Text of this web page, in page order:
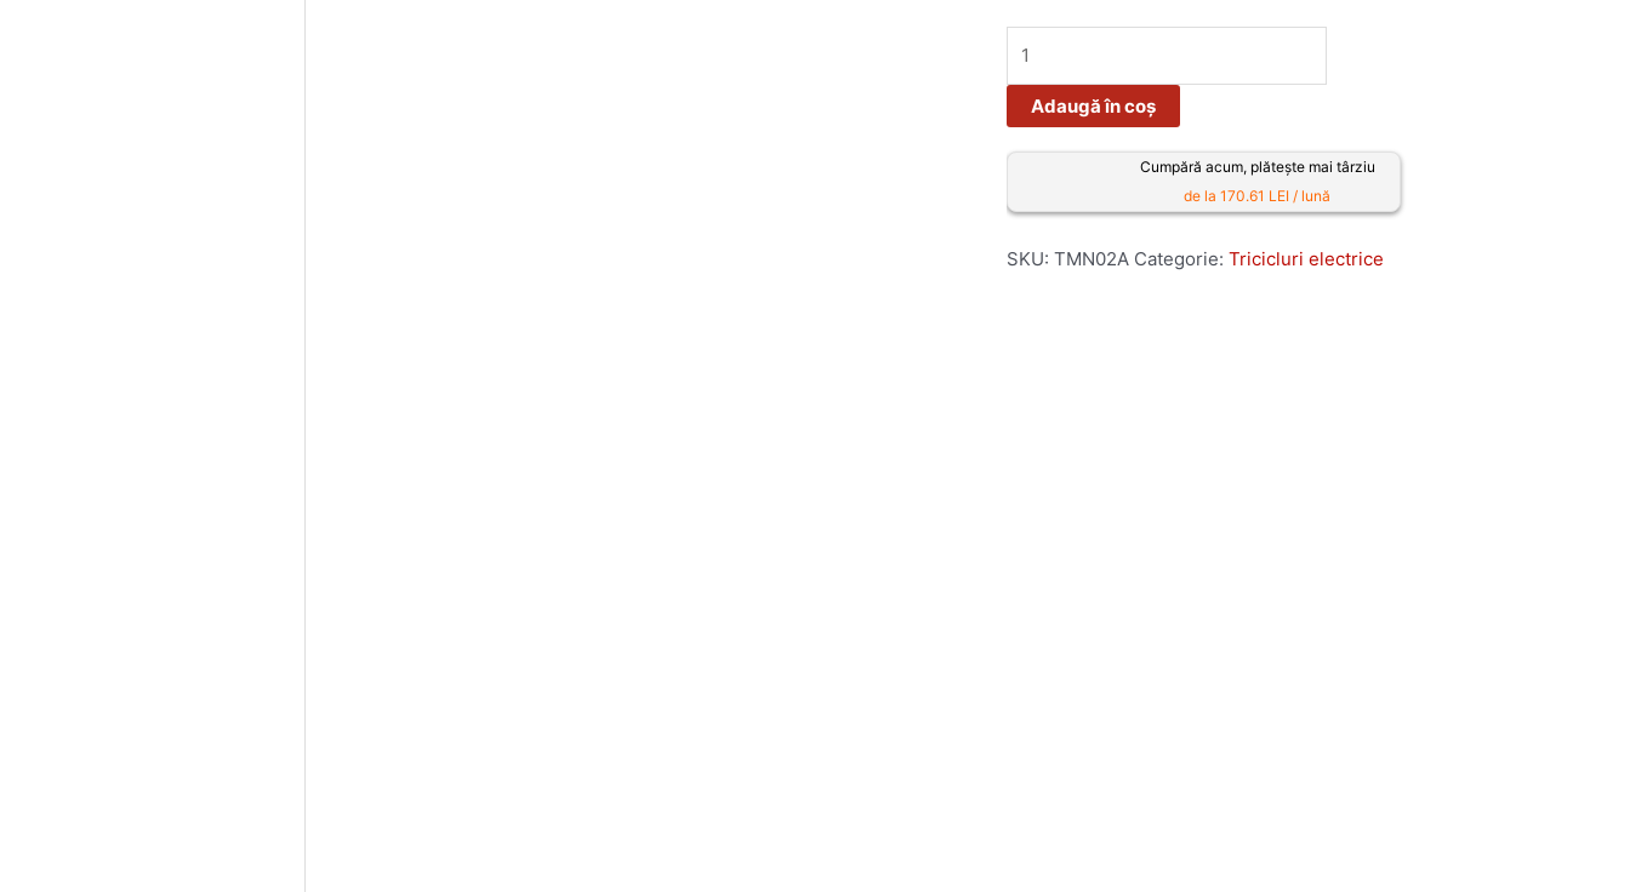
Adaugă în coș
Cumpără acum, plătește mai târziu
de la 170.61 LEI / lună
SKU: TMN02A Categorie: Tricicluri electrice